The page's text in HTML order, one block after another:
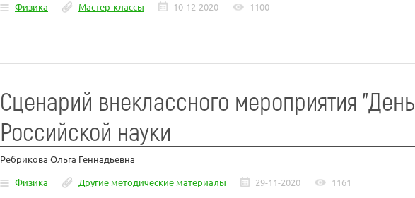
Физика
Мастер-классы 10-12-2020 1100
Сценарий внеклассного мероприятия "День
Российской науки
Ребрикова Ольга Геннадьевна
Физика
Другие методические материалы 29-11-2020 1161